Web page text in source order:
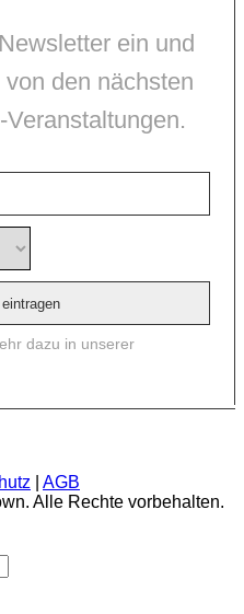
ein und
den nächsten
dazu in unserer
AGB
Alle Rechte vorbehalten.